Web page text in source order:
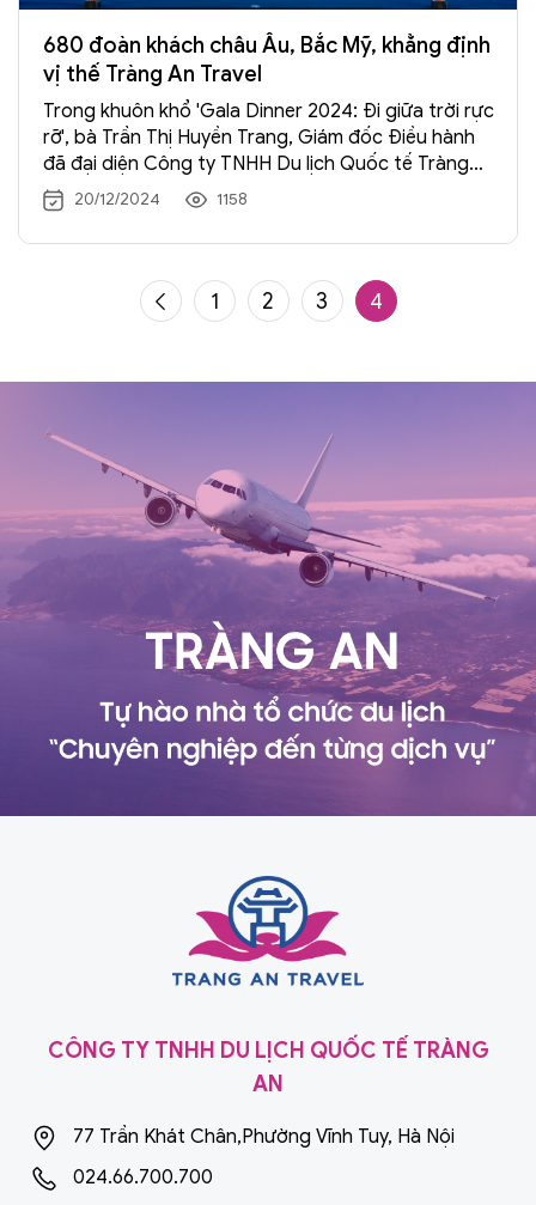
680 đoàn khách châu Âu, Bắc Mỹ, khẳng định
vị thế Tràng An Travel
Trong khuôn khổ 'Gala Dinner 2024: Đi giữa trời rực
rỡ', bà Trần Thị Huyền Trang, Giám đốc Điều hành
đã đại diện Công ty TNHH Du lịch Quốc tế Tràng
An nhận vinh danh cột mốc tổ chức thành công
680 đoàn khách
du lịch Châu Âu
Canada... từ Tập đoàn Du lịch Quốc tế HiSEAS.
20/12/2024 1158
1 2 3 4
CÔNG TY TNHH DU LỊCH QUỐC TẾ TRÀNG
AN
77 Trần Khát Chân,Phường Vĩnh Tuy, Hà Nội
024.66.700.700